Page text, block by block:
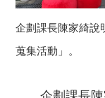
企劃課長陳家綺說
蒐集活動」。